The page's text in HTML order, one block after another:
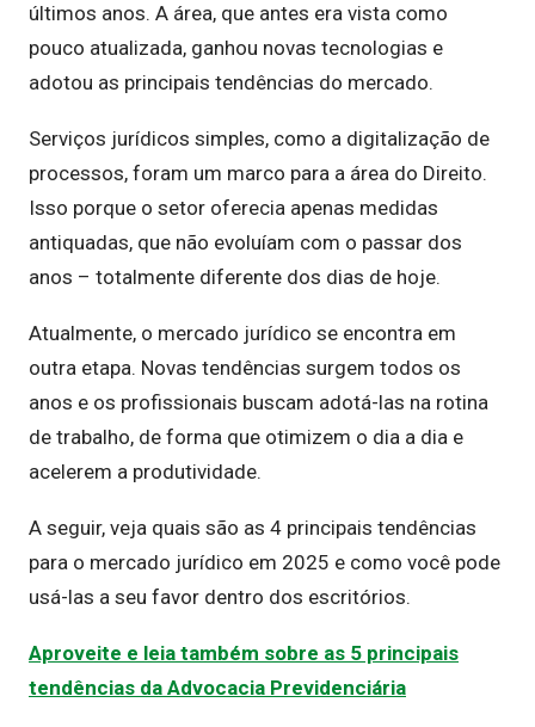
últimos anos. A área, que antes era vista como
pouco atualizada, ganhou novas tecnologias e
adotou as principais tendências do mercado.
Serviços jurídicos simples, como a digitalização de
processos, foram um marco para a área do Direito.
Isso porque o setor oferecia apenas medidas
antiquadas, que não evoluíam com o passar dos
anos – totalmente diferente dos dias de hoje.
Atualmente, o mercado jurídico se encontra em
outra etapa. Novas tendências surgem todos os
anos e os profissionais buscam adotá-las na rotina
de trabalho, de forma que otimizem o dia a dia e
acelerem a produtividade.
A seguir, veja quais são as 4 principais tendências
para o mercado jurídico em 2025 e como você pode
usá-las a seu favor dentro dos escritórios.
Aproveite e leia também sobre as 5 principais
tendências da Advocacia Previdenciária